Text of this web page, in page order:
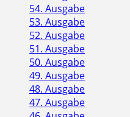
54. Ausgabe
53. Ausgabe
52. Ausgabe
51. Ausgabe
50. Ausgabe
49. Ausgabe
48. Ausgabe
47. Ausgabe